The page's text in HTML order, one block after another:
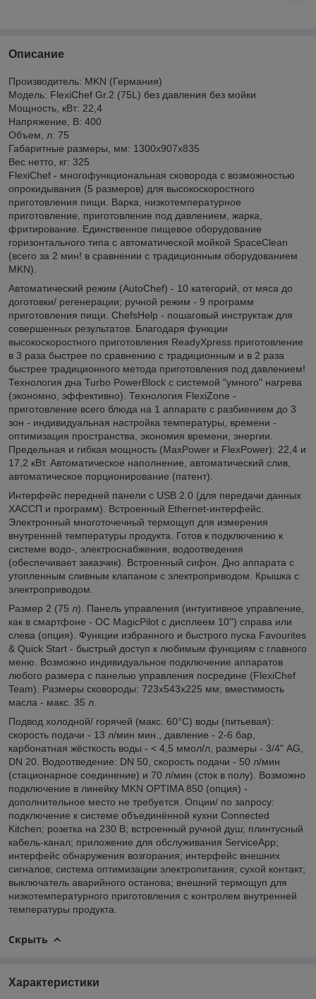
Описание
Производитель: MKN (Германия)
Модель: FlexiChef Gr.2 (75L) без давления без мойки
Мощность, кВт: 22,4
Напряжение, В: 400
Объем, л: 75
Габаритные размеры, мм: 1300х907x835
Вес нетто, кг: 325
FlexiChef - многофункциональная сковорода с возможностью
опрокидывания (5 размеров) для высокоскоростного
приготовления пищи. Варка, низкотемпературное
приготовление, приготовление под давлением, жарка,
фритирование. Единственное пищевое оборудование
горизонтального типа с автоматической мойкой SpaceClean
(всего за 2 мин! в сравнении с традиционным оборудованием
MKN).
Автоматический режим (AutoChef) - 10 категорий, от мяса до
доготовки/ регенерации; ручной режим - 9 программ
приготовления пищи. ChefsHelp - пошаговый инструктаж для
совершенных результатов. Благодаря функции
высокоскоростного приготовления ReadyXpress приготовление
в 3 раза быстрее по сравнению с традиционным и в 2 раза
быстрее традиционного метода приготовления под давлением!
Технология дна Turbo PowerBlock с системой "умного" нагрева
(экономно, эффективно). Технология FlexiZone -
приготовление всего блюда на 1 аппарате с разбиением до 3
зон - индивидуальная настройка температуры, времени -
оптимизация пространства, экономия времени, энергии.
Предельная и гибкая мощность (MaxPower и FlexPower): 22,4 и
17,2 кВт. Автоматическое наполнение, автоматический слив,
автоматическое порционирование (патент).
Интерфейс передней панели с USB 2.0 (для передачи данных
ХАССП и программ). Встроенный Ethernet-интерфейс.
Электронный многоточечный термощуп для измерения
внутренней температуры продукта. Готов к подключению к
системе водо-, электроснабжения, водоотведения
(обеспечивает заказчик). Встроенный сифон. Дно аппарата с
утопленным сливным клапаном с электроприводом. Крышка с
электроприводом.
Размер 2 (75 л). Панель управления (интуитивное управление,
как в смартфоне - ОС MagicPilot с дисплеем 10'') справа или
слева (опция). Функции избранного и быстрого пуска Favourites
& Quick Start - быстрый доступ к любимым функциям с главного
меню. Возможно индивидуальное подключение аппаратов
любого размера с панелью управления посредине (FlexiChef
Team). Размеры сковороды: 723x543x225 мм; вместимость
масла - макс. 35 л.
Подвод холодной/ горячей (макс. 60°С) воды (питьевая):
скорость подачи - 13 л/мин мин., давление - 2-6 бар,
карбонатная жёсткость воды - < 4,5 ммол/л, размеры - 3/4" AG,
DN 20. Водоотведение: DN 50, скорость подачи - 50 л/мин
(стационарное соединение) и 70 л/мин (сток в полу). Возможно
подключение в линейку MKN OPTIMA 850 (опция) -
дополнительное место не требуется. Опции/ по запросу:
подключение к системе объединённой кухни Connected
Kitchen; розетка на 230 В; встроенный ручной душ; плинтусный
кабель-канал; приложение для обслуживания ServiceApp;
интерфейс обнаружения возгорания; интерфейс внешних
сигналов; система оптимизации электропитания; сухой контакт;
выключатель аварийного останова; внешний термощуп для
низкотемпературного приготовления с контролем внутренней
температуры продукта.
Скрыть
Характеристики